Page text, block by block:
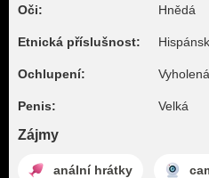
Oči: Hnědá
Etnická příslušnost:
Ochlupení: Vyholená
Penis: Velká
Zájmy
anální hrátky